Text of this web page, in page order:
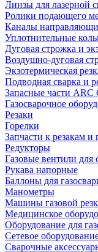
Линзы для лазерной
Ролики подающего
Каналы
Уплотнительные
Дуговая строжка и
Воздушно-дуговая
Экзотермическая
Подводная сварка и
Запасные части
Газосварочное
Резаки
Горелки
Запчасти к резакам и
Редукторы
Газовые вентили для
Рукава напорные
Баллоны для
Манометры
Машины газовой
Медицинское
Оборудование для
Сетевое
Сварочные